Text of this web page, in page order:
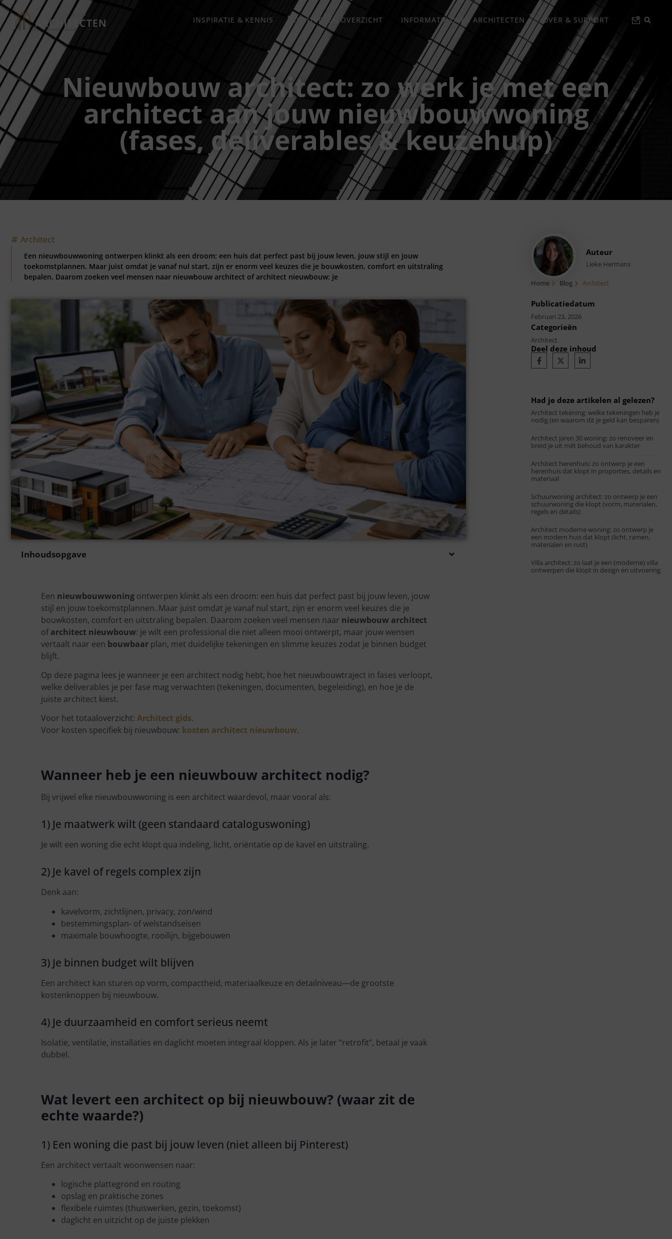
INSPIRATIE & KENNIS ARCHITECTEN OVERZICHT INFORMATIE OVER ARCHITECTEN OVER & SUPPORT
Nieuwbouw architect: zo werk je met een
architect aan jouw nieuwbouwwoning
(fases, deliverables & keuzehulp)
Architect
Een nieuwbouwwoning ontwerpen klinkt als een droom: een huis dat perfect past bij jouw leven, jouw stijl en jouw
toekomstplannen. Maar juist omdat je vanaf nul start, zijn er enorm veel keuzes die je bouwkosten, comfort en uitstraling
bepalen. Daarom zoeken veel mensen naar nieuwbouw architect of architect nieuwbouw: je
Inhoudsopgave
Een nieuwbouwwoning ontwerpen klinkt als een droom: een huis dat perfect past bij jouw leven, jouw
stijl en jouw toekomstplannen. Maar juist omdat je vanaf nul start, zijn er enorm veel keuzes die je
bouwkosten, comfort en uitstraling bepalen. Daarom zoeken veel mensen naar nieuwbouw architect
ofarchitect nieuwbouw: je wilt een professional die niet alleen mooi ontwerpt, maar jouw wensen
vertaalt naar een bouwbaar plan, met duidelijke tekeningen en slimme keuzes zodat je binnen budget
blijft.
Op deze pagina lees je wanneer je een architect nodig hebt, hoe het nieuwbouwtraject in fases verloopt,
welke deliverables je per fase mag verwachten (tekeningen, documenten, begeleiding), en hoe je de
juiste architect kiest.
Voor het totaaloverzicht: Architect gids.
Voor kosten specifiek bij nieuwbouw: kosten architect nieuwbouw.
Wanneer heb je een nieuwbouw architect nodig?
Bij vrijwel elke nieuwbouwwoning is een architect waardevol, maar vooral als:
1) Je maatwerk wilt (geen standaard cataloguswoning)
Je wilt een woning die echt klopt qua indeling, licht, oriëntatie op de kavel en uitstraling.
2) Je kavel of regels complex zijn
Denk aan:
kavelvorm, zichtlijnen, privacy, zon/wind
bestemmingsplan- of welstandseisen
maximale bouwhoogte, rooilijn, bijgebouwen
3) Je binnen budget wilt blijven
Een architect kan sturen op vorm, compactheid, materiaalkeuze en detailniveau—de grootste
kostenknoppen bij nieuwbouw.
4) Je duurzaamheid en comfort serieus neemt
Isolatie, ventilatie, installaties en daglicht moeten integraal kloppen. Als je later “retrofit”, betaal je vaak
dubbel.
Wat levert een architect op bij nieuwbouw? (waar zit de
echte waarde?)
1) Een woning die past bij jouw leven (niet alleen bij Pinterest)
Een architect vertaalt woonwensen naar:
logische plattegrond en routing
opslag en praktische zones
flexibele ruimtes (thuiswerken, gezin, toekomst)
daglicht en uitzicht op de juiste plekken
Auteur
Lieke Hermans
Home Blog Architect
Publicatiedatum
Februari 23, 2026
Categorieën
Architect
Deel deze inhoud
Had je deze artikelen al gelezen?
Architect tekening: welke tekeningen heb je
nodig (en waarom dit je geld kan besparen)
Architect jaren 30 woning: zo renoveer en
breid je uit mét behoud van karakter
Architect herenhuis: zo ontwerp je een
herenhuis dat klopt in proporties, details en
materiaal
Schuurwoning architect: zo ontwerp je een
schuurwoning die klopt (vorm, materialen,
regels en details)
Architect moderne woning: zo ontwerp je
een modern huis dat klopt (licht, ramen,
materialen en rust)
Villa architect: zo laat je een (moderne) villa
ontwerpen die klopt in design én uitvoering